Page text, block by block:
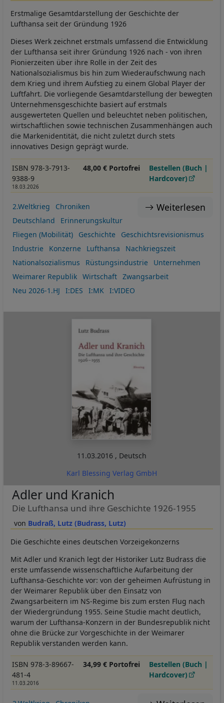
Erstmalige Gesamtdarstellung der Geschichte der
Lufthansa seit der Gründung 1926
Dieses Werk zeichnet erstmals umfassend die Entwicklung
der Lufthansa seit ihrer Gründung 1926 nach - von ihren
Pionierzeiten über ihre Rolle in der Zeit des
Nationalsozialismus bis hin zum Wiederaufschwung nach
dem Krieg und ihrem Aufstieg zu einem Global Player der
Luftfahrt. Die vorliegende Gesamtdarstellung der bewegten
Unternehmensgeschichte basiert auf erstmals
ausgewerteten Quellen und beleuchtet neben politischen,
wirtschaftlichen sowie technischen Zusammenhängen auch
die Markenidentität, die nicht zuletzt durch stets
innovatives Design geprägt wurde.
ISBN 978-3-7913-
9388-9
18.03.2026
48,00 € Portofrei
Bestellen (Buch |
Hardcover)
Weiterlesen
2.Weltkrieg
Chroniken
Deutschland
Erinnerungskultur
Fliegen (Mobilität)
Geschichte
Geschichtsrevisionismus
Industrie
Konzerne Lufthansa
Nachkriegszeit
Nationalsozialismus
Rüstungsindustrie
Unternehmen
Weimarer Republik
Wirtschaft
Zwangsarbeit
Neu 2026-1.HJ
I:DES I:MK I:VIDEO
11.03.2016 , Deutsch
Karl Blessing Verlag GmbH
Budraß, Lutz (Budrass, Lutz)
Adler und Kranich
Die Lufthansa und ihre Geschichte 1926-1955
Die Geschichte eines deutschen Vorzeigekonzerns
Mit Adler und Kranich legt der Historiker Lutz Budrass die
erste umfassende wissenschaftliche Aufarbeitung der
Lufthansa-Geschichte vor: von der geheimen Aufrüstung in
der Weimarer Republik über den Einsatz von
Zwangsarbeitern im NS-Regime bis zum ersten Flug nach
der Wiedergründung 1955. Seine Studie macht deutlich,
warum der Lufthansa-Konzern in der Bundesrepublik nicht
ohne die Brücke zur Vorgeschichte in der Weimarer
Republik verstanden werden kann.
ISBN 978-3-89667-
481-4
11.03.2016
34,99 € Portofrei
Bestellen (Buch |
Hardcover)